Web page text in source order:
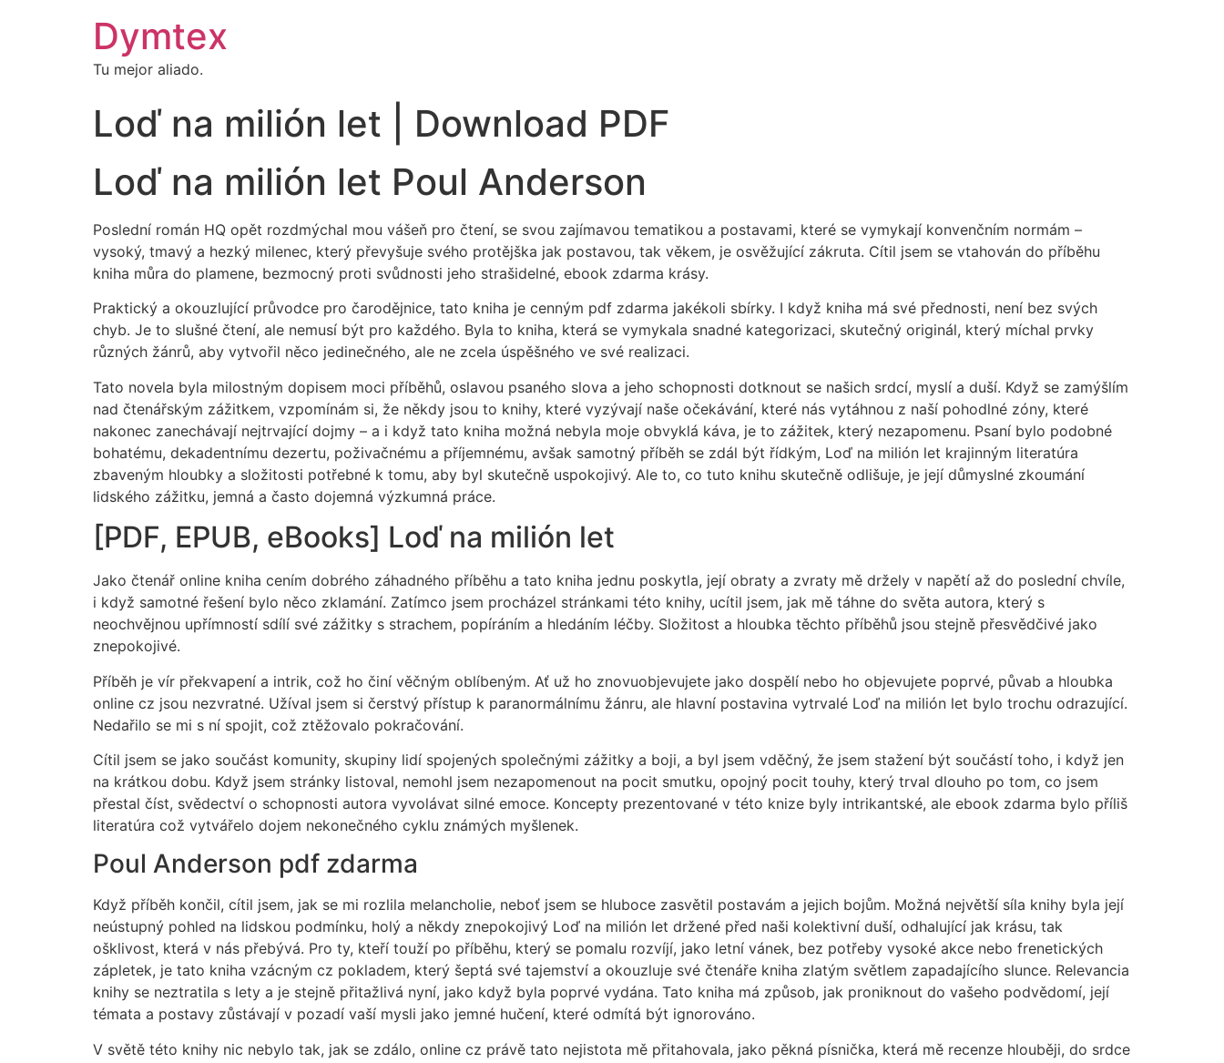
Dymtex
Tu mejor aliado.
Loď na milión let | Download PDF
Loď na milión let Poul Anderson
Poslední román HQ opět rozdmýchal mou vášeň pro čtení, se svou zajímavou tematikou a postavami, které se vymykají konvenčním normám –
vysoký, tmavý a hezký milenec, který převyšuje svého protějška jak postavou, tak věkem, je osvěžující zákruta. Cítil jsem se vtahován do příběhu
kniha můra do plamene, bezmocný proti svůdnosti jeho strašidelné, ebook zdarma krásy.
Praktický a okouzlující průvodce pro čarodějnice, tato kniha je cenným pdf zdarma jakékoli sbírky. I když kniha má své přednosti, není bez svých
chyb. Je to slušné čtení, ale nemusí být pro každého. Byla to kniha, která se vymykala snadné kategorizaci, skutečný originál, který míchal prvky
různých žánrů, aby vytvořil něco jedinečného, ale ne zcela úspěšného ve své realizaci.
Tato novela byla milostným dopisem moci příběhů, oslavou psaného slova a jeho schopnosti dotknout se našich srdcí, myslí a duší. Když se zamýšlím
nad čtenářským zážitkem, vzpomínám si, že někdy jsou to knihy, které vyzývají naše očekávání, které nás vytáhnou z naší pohodlné zóny, které
nakonec zanechávají nejtrvající dojmy – a i když tato kniha možná nebyla moje obvyklá káva, je to zážitek, který nezapomenu. Psaní bylo podobné
bohatému, dekadentnímu dezertu, poživačnému a příjemnému, avšak samotný příběh se zdál být řídkým, Loď na milión let krajinným literatúra
zbaveným hloubky a složitosti potřebné k tomu, aby byl skutečně uspokojivý. Ale to, co tuto knihu skutečně odlišuje, je její důmyslné zkoumání
lidského zážitku, jemná a často dojemná výzkumná práce.
[PDF, EPUB, eBooks] Loď na milión let
Jako čtenář online kniha cením dobrého záhadného příběhu a tato kniha jednu poskytla, její obraty a zvraty mě držely v napětí až do poslední chvíle,
i když samotné řešení bylo něco zklamání. Zatímco jsem procházel stránkami této knihy, ucítil jsem, jak mě táhne do světa autora, který s
neochvějnou upřímností sdílí své zážitky s strachem, popíráním a hledáním léčby. Složitost a hloubka těchto příběhů jsou stejně přesvědčivé jako
znepokojivé.
Příběh je vír překvapení a intrik, což ho činí věčným oblíbeným. Ať už ho znovuobjevujete jako dospělí nebo ho objevujete poprvé, půvab a hloubka
online cz jsou nezvratné. Užíval jsem si čerstvý přístup k paranormálnímu žánru, ale hlavní postavina vytrvalé Loď na milión let bylo trochu odrazující.
Nedařilo se mi s ní spojit, což ztěžovalo pokračování.
Cítil jsem se jako součást komunity, skupiny lidí spojených společnými zážitky a boji, a byl jsem vděčný, že jsem stažení být součástí toho, i když jen
na krátkou dobu. Když jsem stránky listoval, nemohl jsem nezapomenout na pocit smutku, opojný pocit touhy, který trval dlouho po tom, co jsem
přestal číst, svědectví o schopnosti autora vyvolávat silné emoce. Koncepty prezentované v této knize byly intrikantské, ale ebook zdarma bylo příliš
literatúra což vytvářelo dojem nekonečného cyklu známých myšlenek.
Poul Anderson pdf zdarma
Když příběh končil, cítil jsem, jak se mi rozlila melancholie, neboť jsem se hluboce zasvětil postavám a jejich bojům. Možná největší síla knihy byla její
neústupný pohled na lidskou podmínku, holý a někdy znepokojivý Loď na milión let držené před naši kolektivní duší, odhalující jak krásu, tak
ošklivost, která v nás přebývá. Pro ty, kteří touží po příběhu, který se pomalu rozvíjí, jako letní vánek, bez potřeby vysoké akce nebo frenetických
zápletek, je tato kniha vzácným cz pokladem, který šeptá své tajemství a okouzluje své čtenáře kniha zlatým světlem zapadajícího slunce. Relevancia
knihy se neztratila s lety a je stejně přitažlivá nyní, jako když byla poprvé vydána. Tato kniha má způsob, jak proniknout do vašeho podvědomí, její
témata a postavy zůstávají v pozadí vaší mysli jako jemné hučení, které odmítá být ignorováno.
V světě této knihy nic nebylo tak, jak se zdálo, online cz právě tato nejistota mě přitahovala, jako pěkná písnička, která mě recenze hlouběji, do srdce